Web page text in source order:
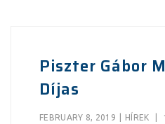
Piszter Gábor
Díjas
FEBRUARY 8, 2019 HÍREK